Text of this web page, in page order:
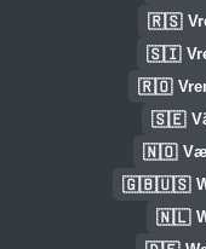
🇷🇸
🇸🇮
🇷🇴
🇸🇪
🇳🇴
🇬🇧🇺🇸
🇳🇱